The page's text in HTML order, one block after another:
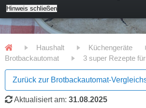
Hinweis schließen
Haushalt
Küchengeräte
Brotbackautomat
3 super Rezepte
Zurück zur Brotbackautomat-
Aktualisiert am: 31.08.2025